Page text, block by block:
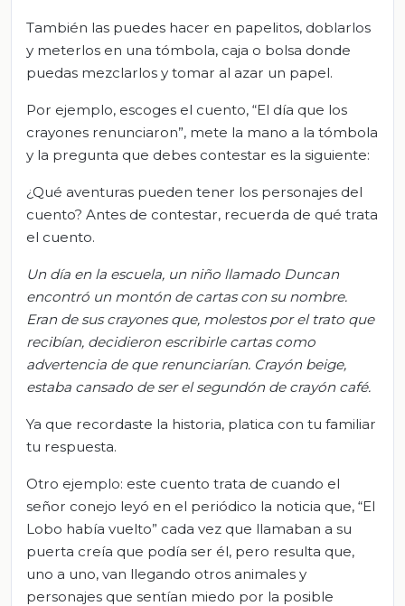
También las puedes hacer en papelitos, doblarlos
y meterlos en una tómbola, caja o bolsa donde
puedas mezclarlos y tomar al azar un papel.
Por ejemplo, escoges el cuento, “El día que los
crayones renunciaron”, mete la mano a la tómbola
y la pregunta que debes contestar es la siguiente:
¿Qué aventuras pueden tener los personajes del
cuento? Antes de contestar, recuerda de qué trata
el cuento.
Un día en la escuela, un niño llamado Duncan
encontró un montón de cartas con su nombre.
Eran de sus crayones que, molestos por el trato que
recibían, decidieron escribirle cartas como
advertencia de que renunciarían. Crayón beige,
estaba cansado de ser el segundón de crayón café.
Ya que recordaste la historia, platica con tu familiar
tu respuesta.
Otro ejemplo: este cuento trata de cuando el
señor conejo leyó en el periódico la noticia que, “El
Lobo había vuelto” cada vez que llamaban a su
puerta creía que podía ser él, pero resulta que,
uno a uno, van llegando otros animales y
personajes que sentían miedo por la posible